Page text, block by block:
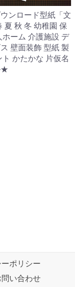
ンロード型紙「文
夏 秋 冬 幼稚園 保
ホーム 介護施設 デ
壁面装飾 型紙 製
かたかな 片仮名
★
ポリシー
問い合わせ